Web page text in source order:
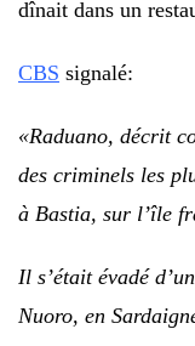
dînait dans un
CBS signalé:
«Raduano, décrit
des criminels les
à Bastia, sur l’île
Il s’était évadé
Nuoro, en